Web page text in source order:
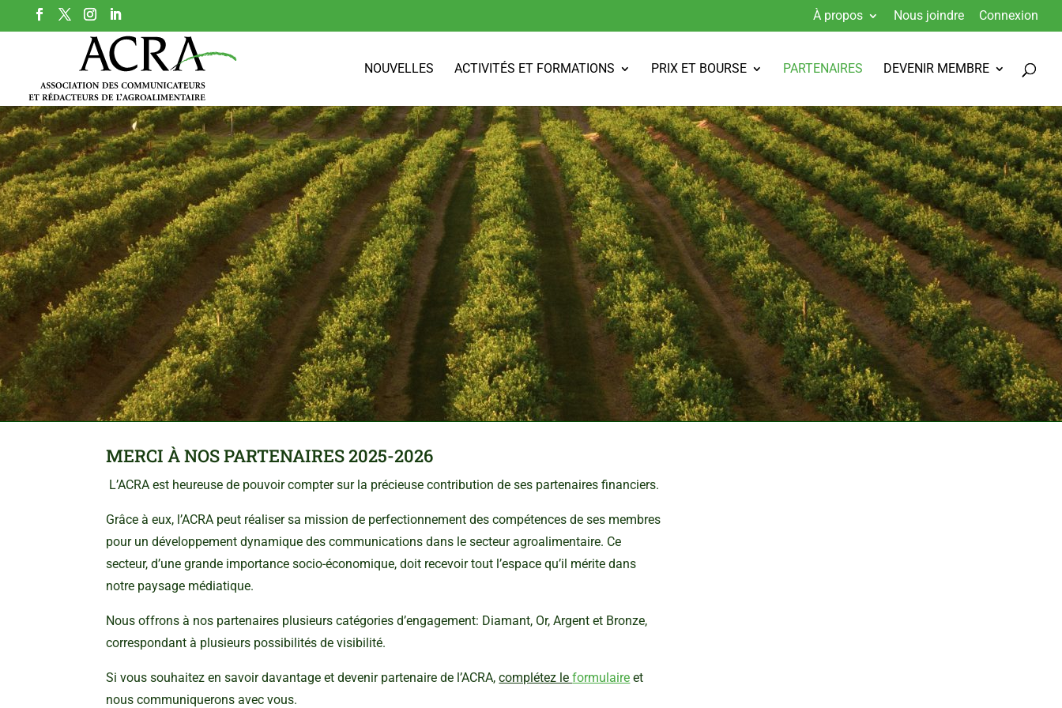
À propos Nous joindre Connexion
NOUVELLES ACTIVITÉS ET FORMATIONS PRIX ET BOURSE PARTENAIRES DEVENIR MEMBRE
MERCI À NOS PARTENAIRES 2025-2026
L’ACRA est heureuse de pouvoir compter sur la précieuse contribution de ses partenaires financiers.
Grâce à eux, l’ACRA peut réaliser sa mission de perfectionnement des compétences de ses membres
pour un développement dynamique des communications dans le secteur agroalimentaire. Ce
secteur, d’une grande importance socio-économique, doit recevoir tout l’espace qu’il mérite dans
notre paysage médiatique.
Nous offrons à nos partenaires plusieurs catégories d’engagement: Diamant, Or, Argent et Bronze,
correspondant à plusieurs possibilités de visibilité.
Si vous souhaitez en savoir davantage et devenir partenaire de l’ACRA,complétez leformulaire et
nous communiquerons avec vous.